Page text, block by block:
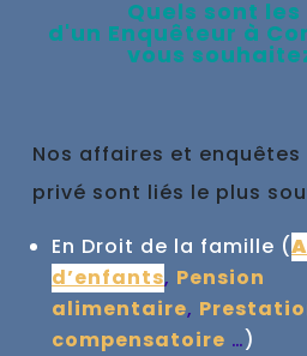
Quels sont les
d'un Enquêteur à
vous
Nos affaires et
privé sont liés le plus
En Droit de la famille (
d’enfants, Pension
alimentaire,
compensatoire …)